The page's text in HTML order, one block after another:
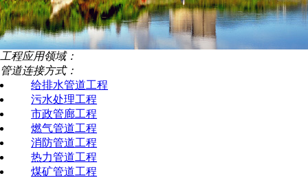
工程应用领域：
管道连接方式：
给排水管道工程
污水处理工程
市政管廊工程
燃气管道工程
消防管道工程
热力管道工程
煤矿管道工程